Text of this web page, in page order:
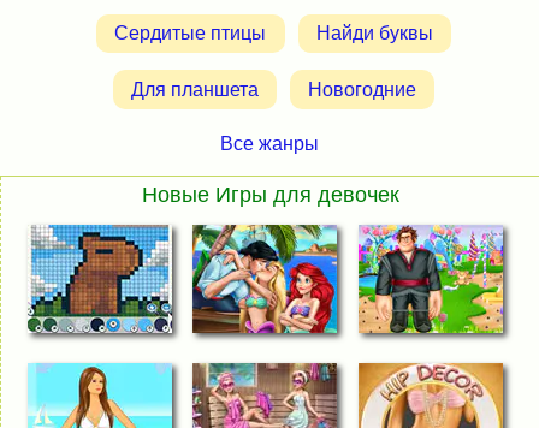
Сердитые птицы Найди буквы
Для планшета Новогодние
Все жанры
Новые Игры для девочек